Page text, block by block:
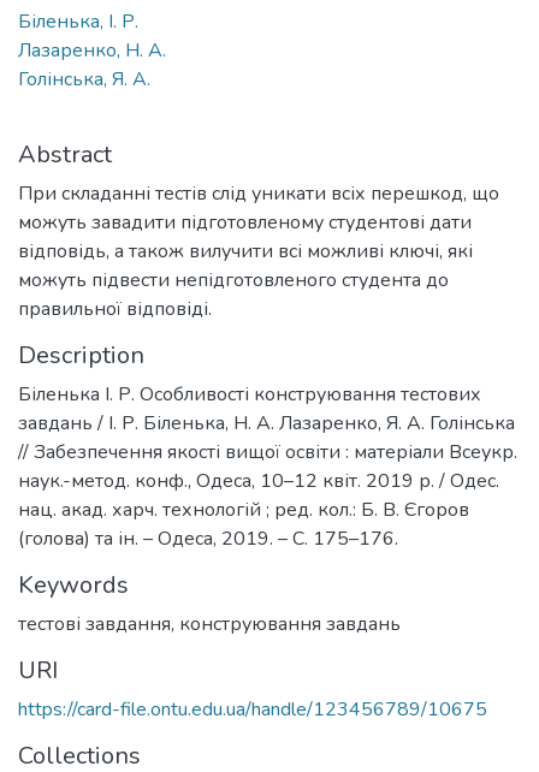
Біленька, І. Р.
Лазаренко, Н. А.
Голінська, Я. А.
Abstract
При складанні тестів слід уникати всіх перешкод, що
можуть завадити підготовленому студентові дати
відповідь, а також вилучити всі можливі ключі, які
можуть підвести непідготовленого студента до
правильної відповіді.
Description
Біленька І. Р. Особливості конструювання тестових
завдань / І. Р. Біленька, Н. А. Лазаренко, Я. А. Голінська
// Забезпечення якості вищої освіти : матеріали Всеукр.
наук.-метод. конф., Одеса, 10–12 квіт. 2019 р. / Одес.
нац. акад. харч. технологій ; ред. кол.: Б. В. Єгоров
(голова) та ін. – Одеса, 2019. – С. 175–176.
Keywords
тестові завдання, конструювання завдань
URI
https://card-file.ontu.edu.ua/handle/123456789/10675
Collections